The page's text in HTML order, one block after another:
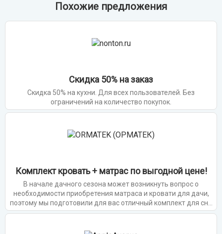
Похожие предложения
Скидка 50% на заказ
Скидка 50% на кухни. Для всех пользователей. Без
ограничений на количество покупок.
Комплект кровать + матрас по выгодной цене!
В начале дачного сезона может возникнуть вопрос о
необходимости приобретения матраса и кровати для дачи,
поэтому мы подготовили для вас отличный комплект для сна
по привлекательной цене.